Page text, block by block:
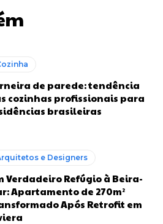
de parede: tendência
cozinhas profissionais para
brasileiras
e Designers
Verdadeiro Refúgio à Beira-
Apartamento de 270m²
Após Retrofit em